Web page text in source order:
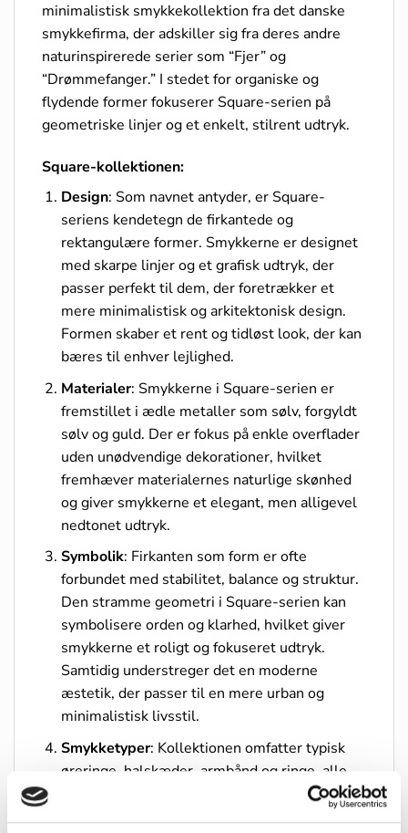
minimalistisk smykkekollektion fra det danske
smykkefirma, der adskiller sig fra deres andre
naturinspirerede serier som “Fjer” og
“Drømmefanger.” I stedet for organiske og
flydende former fokuserer Square-serien på
geometriske linjer og et enkelt, stilrent udtryk.
Square-kollektionen:
Design: Som navnet antyder, er Square-
seriens kendetegn de firkantede og
rektangulære former. Smykkerne er designet
med skarpe linjer og et grafisk udtryk, der
passer perfekt til dem, der foretrækker et
mere minimalistisk og arkitektonisk design.
Formen skaber et rent og tidløst look, der kan
bæres til enhver lejlighed.
Materialer: Smykkerne i Square-serien er
fremstillet i ædle metaller som sølv, forgyldt
sølv og guld. Der er fokus på enkle overflader
uden unødvendige dekorationer, hvilket
fremhæver materialernes naturlige skønhed
og giver smykkerne et elegant, men alligevel
nedtonet udtryk.
Symbolik: Firkanten som form er ofte
forbundet med stabilitet, balance og struktur.
Den stramme geometri i Square-serien kan
symbolisere orden og klarhed, hvilket giver
smykkerne et roligt og fokuseret udtryk.
Samtidig understreger det en moderne
æstetik, der passer til en mere urban og
minimalistisk livsstil.
Smykketyper: Kollektionen omfatter typisk
øreringe, halskæder, armbånd og ringe, alle
med firkantede eller rektangulære motiver.
De er ofte designet til at kunne bæres alene